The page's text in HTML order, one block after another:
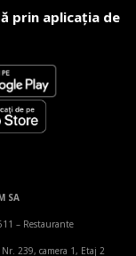
prin aplicația de
SA
– Restaurante
239, camera 1, Etaj 2